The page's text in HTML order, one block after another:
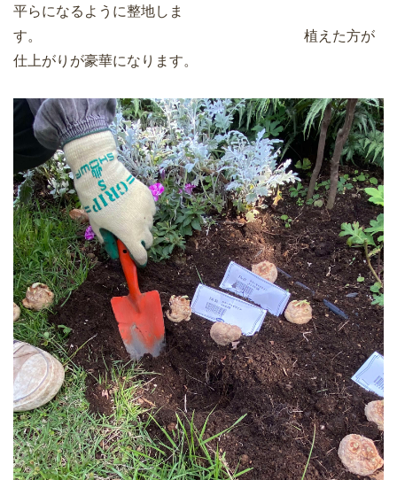
平らになるように整地しま
す。 植えた方が
仕上がりが豪華になります。